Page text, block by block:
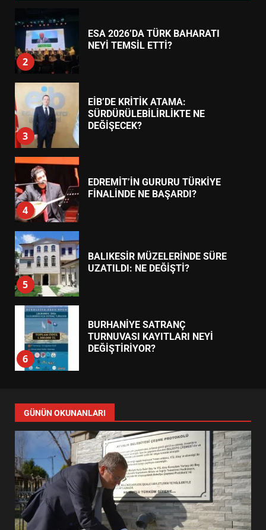
2
ESA 2026’DA TÜRK BAHARATI
NEYİ TEMSİL ETTİ?
3
EİB’DE KRİTİK ATAMA:
SÜRDÜRÜLEBİLİRLİKTE NE
DEĞİŞECEK?
4
EDREMİT’İN GURURU TÜRKİYE
FİNALİNDE NE BAŞARDI?
5
BALIKESİR MÜZELERİNDE SÜRE
UZATILDI: NE DEĞİŞTİ?
6
BURHANİYE SATRANÇ
TURNUVASI KAYITLARI NEYİ
DEĞİŞTİRİYOR?
7
YENİ YÖNETİM NASIL
ŞEKİLLENDİ?
1
AYVALIK SU MİRASI İÇİN
HAREKETE GEÇİYOR: GÖZLER
BULUŞMADA
GÜNÜN OKUNANLARI